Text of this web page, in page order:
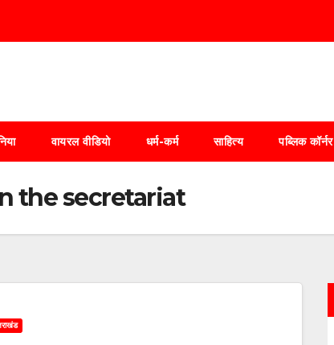
वायरल वीडियो धर्म-कर्म साहित्य पब्लिक कॉर्नर
the secretariat